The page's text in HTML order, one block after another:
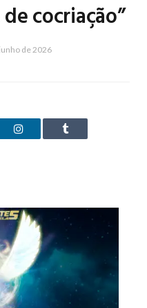
cocriação”
de 2026
LinkedIn Tumblr